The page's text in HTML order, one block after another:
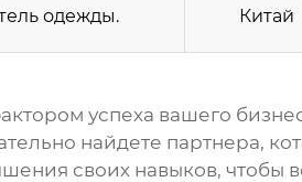
одежды. Китай
успеха вашего
найдете партнера,
своих навыков, чтобы